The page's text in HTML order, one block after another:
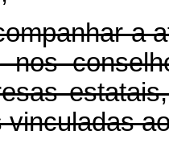
a
nos
vinculadas